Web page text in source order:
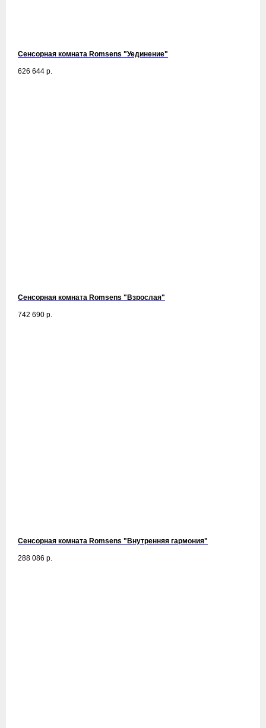
Сенсорная комната Romsens "Уединение"
626 644 р.
Сенсорная комната Romsens "Взрослая"
742 690 р.
Сенсорная комната Romsens "Внутренняя гармония"
288 086 р.